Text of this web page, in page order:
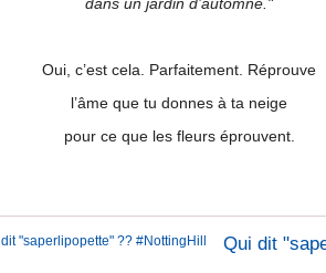
Oui, c’est cela. Parfaitement. Réprouve
l’âme que tu donnes à ta neige
pour ce que les fleurs éprouvent.